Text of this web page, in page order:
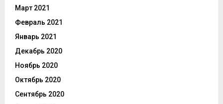
Март 2021
Февраль 2021
Январь 2021
Декабрь 2020
Ноябрь 2020
Октябрь 2020
Сентябрь 2020